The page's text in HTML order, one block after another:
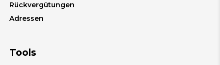
Rückvergütungen
Adressen
Tools